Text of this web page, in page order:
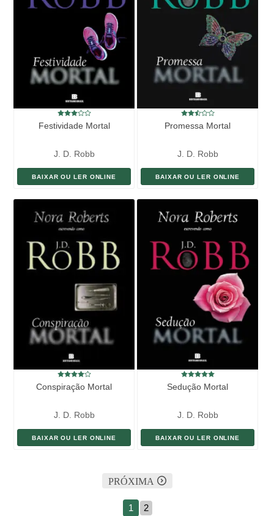
Festividade Mortal
J. D. Robb
BAIXAR OU LER ONLINE
Promessa Mortal
J. D. Robb
BAIXAR OU LER ONLINE
Conspiração Mortal
J. D. Robb
BAIXAR OU LER ONLINE
Sedução Mortal
J. D. Robb
BAIXAR OU LER ONLINE
PRÓXIMA
1 2